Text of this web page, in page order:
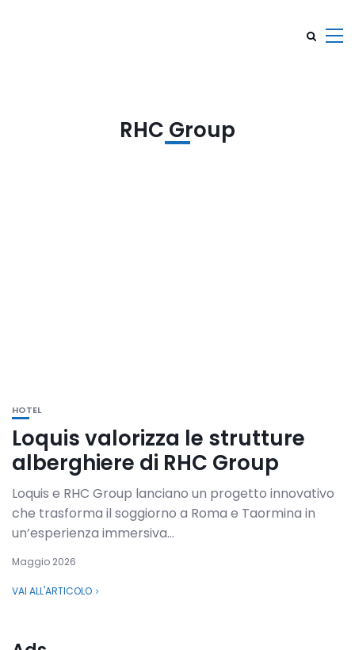
RHC Group
HOTEL
Loquis valorizza le strutture
alberghiere di RHC Group
Loquis e RHC Group lanciano un progetto innovativo
che trasforma il soggiorno a Roma e Taormina in
un’esperienza immersiva...
Maggio 2026
VAI ALL'ARTICOLO